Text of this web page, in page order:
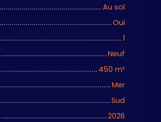
Au sol
Oui
1
Neuf
450 m²
Mer
Sud
2026